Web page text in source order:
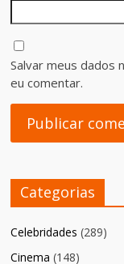
Salvar meus dados
eu comentar.
Categorias
Celebridades (289)
Cinema (148)